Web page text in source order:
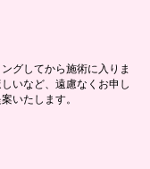
グしてから施術に入りま
いなど、遠慮なくお申し
いたします。